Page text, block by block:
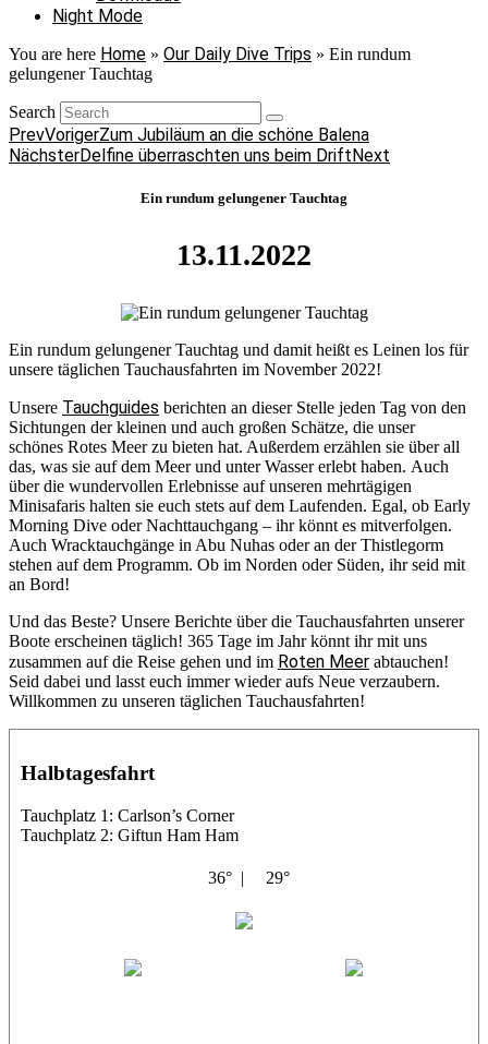
Night Mode
You are here Home » Our Daily Dive Trips » Ein rundum
gelungener Tauchtag
Search
PrevVorigerZum Jubiläum an die schöne Balena
NächsterDelfine überraschten uns beim DriftNext
Ein rundum gelungener Tauchtag
13.11.2022
Ein rundum gelungener Tauchtag und damit heißt es Leinen los für
unsere täglichen Tauchausfahrten im November 2022!
Unsere Tauchguides berichten an dieser Stelle jeden Tag von den
Sichtungen der kleinen und auch großen Schätze, die unser
schönes Rotes Meer zu bieten hat. Außerdem erzählen sie über all
das, was sie auf dem Meer und unter Wasser erlebt haben. Auch
über die wundervollen Erlebnisse auf unseren mehrtägigen
Minisafaris halten sie euch stets auf dem Laufenden. Egal, ob Early
Morning Dive oder Nachttauchgang – ihr könnt es mitverfolgen.
Auch Wracktauchgänge in Abu Nuhas oder an der Thistlegorm
stehen auf dem Programm. Ob im Norden oder Süden, ihr seid mit
an Bord!
Und das Beste? Unsere Berichte über die Tauchausfahrten unserer
Boote erscheinen täglich! 365 Tage im Jahr könnt ihr mit uns
zusammen auf die Reise gehen und im Roten Meer abtauchen!
Seid dabei und lasst euch immer wieder aufs Neue verzaubern.
Willkommen zu unseren täglichen Tauchausfahrten!
Halbtagesfahrt
Tauchplatz 1: Carlson’s Corner
Tauchplatz 2: Giftun Ham Ham
36° | 29°